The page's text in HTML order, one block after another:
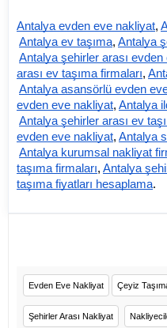
Antalya evden eve nakliyat,
Antalya ev taşıma, Antalya
Antalya şehirler arası
arası ev taşıma firmaları,
Antalya asansörlü evden
evden eve nakliyat, Antalya
Antalya şehirler arası ev
evden eve nakliyat, Antalya
Antalya kurumsal nakliyat
taşıma firmaları, Antalya
taşıma fiyatları hesaplama.
Evden Eve Nakliyat Çeyiz
Şehirler Arası Nakliyat